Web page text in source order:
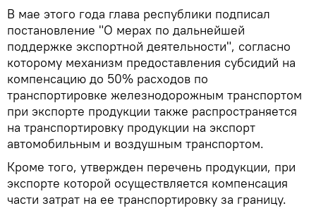
В мае этого года глава республики подписал
постановление "О мерах по дальнейшей
поддержке экспортной деятельности", согласно
которому механизм предоставления субсидий на
компенсацию до 50% расходов по
транспортировке железнодорожным транспортом
при экспорте продукции также распространяется
на транспортировку продукции на экспорт
автомобильным и воздушным транспортом.
Кроме того, утвержден перечень продукции, при
экспорте которой осуществляется компенсация
части затрат на ее транспортировку за границу.